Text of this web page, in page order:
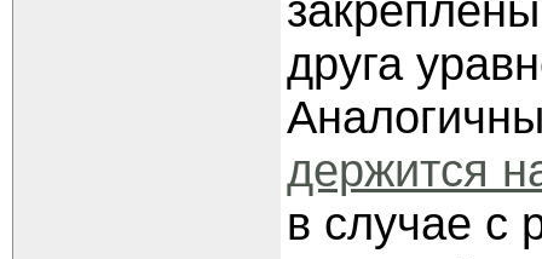
друга
держится
в случае с